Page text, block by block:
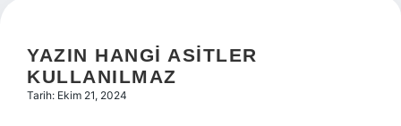
YAZIN HANGI ASITLER
KULLANILMAZ
Tarih: Ekim 21, 2024